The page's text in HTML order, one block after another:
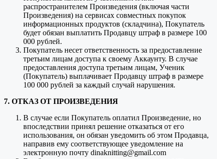
распространителем Произведения (включая части
Произведения) на сервисах совместных покупок
информационных продуктов (складчина), Покупатель
будет обязан выплатить Продавцу штраф в размере 100
000 рублей.
Покупатель несет ответственность за предоставление
третьим лицам доступа к своему Аккаунту. В случае
предоставления доступа третьим лицам, Ученик
(Покупатель) выплачивает Продавцу штраф в размере
100 000 рублей за каждый случай нарушения.
7. ОТКАЗ ОТ ПРОИЗВЕДЕНИЯ
В случае если Покупатель оплатил Произведение, но
впоследствии принял решение отказаться от его
использования, он обязан уведомить об этом Продавца,
направив ему соответствующее уведомление на
электронную почту dinaknitting@gmail.com